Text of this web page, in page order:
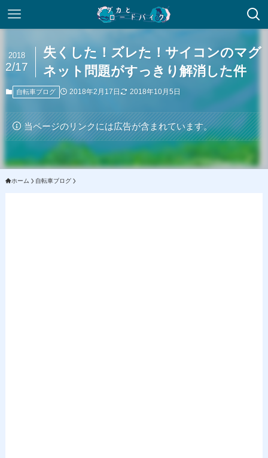
失くした！ズレた！サイコンのマグ
ネット問題がすっきり解消した件
2018
2/17
自転車ブログ 2018年2月17日 2018年10月5日
当ページのリンクには広告が含まれています。
ホーム 自転車ブログ